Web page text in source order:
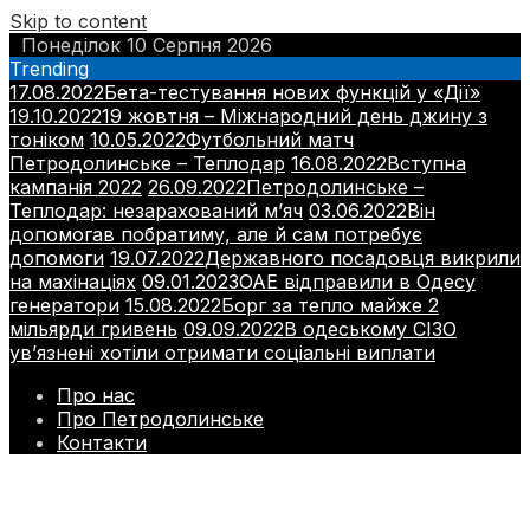
Skip to content
Понеділок 10 Серпня 2026
Trending
17.08.2022Бета-тестування нових функцій у «Дії»
19.10.202219 жовтня – Міжнародний день джину з
тоніком 10.05.2022Футбольний матч
Петродолинське – Теплодар 16.08.2022Вступна
кампанія 2022 26.09.2022Петродолинське –
Теплодар: незарахований м’яч 03.06.2022Він
допомогав побратиму, але й сам потребує
допомоги 19.07.2022Державного посадовця викрили
на махінаціях 09.01.2023ОАЕ відправили в Одесу
генератори 15.08.2022Борг за тепло майже 2
мільярди гривень 09.09.2022В одеському СІЗО
ув’язнені хотіли отримати соціальні виплати
Про нас
Про Петродолинське
Контакти